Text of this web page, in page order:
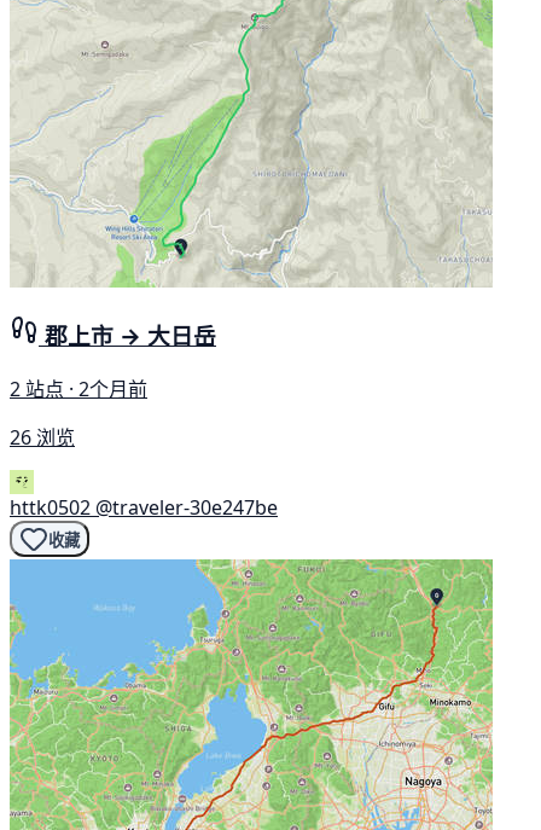
郡上市 → 大日岳
2 站点 · 2个月前
26 浏览
httk0502 @traveler-30e247be
收藏